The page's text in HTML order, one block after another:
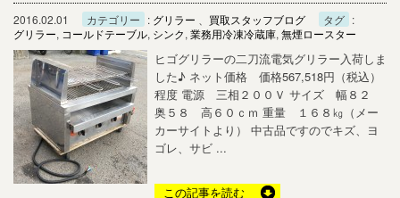
2016.02.01 カテゴリー : グリラー 買取スタッフブログ タグ :
グリラー, コールドテーブル, シンク, 業務用冷凍冷蔵庫, 無煙ロースター
ヒゴグリラーの二刀流電気グリラー入荷しま
した♪ ネット価格 価格567,518円（税込）
程度 電源 三相２００Ｖ サイズ 幅８２
奥５８ 高６０ｃｍ 重量 １６８㎏（メー
カーサイトより） 中古品ですのでキズ、ヨ
ゴレ、サビ ...
この記事を読む